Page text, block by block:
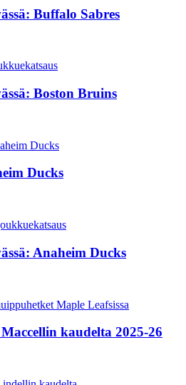
Buffalo Sabres
Boston Bruins
Ducks
Anaheim Ducks
kaudelta 2025-26